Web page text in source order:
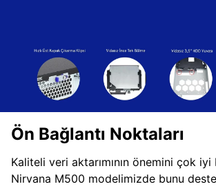
Ön Bağlantı Noktaları
Kaliteli veri aktarımının önemini çok
Nirvana M500 modelimizde bunu